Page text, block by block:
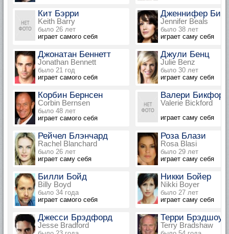
Кит Бэрри
Keith Barry
было 26 лет
играет самого себя
Дженнифер
Jennifer Beals
было 38 лет
играет саму себя
Джонатан Беннетт
Jonathan Bennett
было 21 год
играет самого себя
Джули Бенц
Julie Benz
было 30 лет
играет саму себя
Корбин Бернсен
Corbin Bernsen
было 48 лет
играет самого себя
Валери Бикфорд
Valerie Bickford
играет саму себя
Рейчел Блэнчард
Rachel Blanchard
было 26 лет
играет саму себя
Роза Блази
Rosa Blasi
было 29 лет
играет саму себя
Билли Бойд
Billy Boyd
было 34 года
играет самого себя
Никки Бойер
Nikki Boyer
было 27 лет
играет саму себя
Джесси Брэдфорд
Jesse Bradford
Терри Брэдшоу
Terry Bradshaw